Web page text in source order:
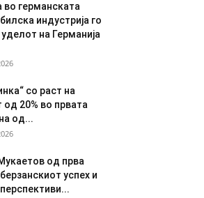
во германската
индустрија го
на Германија
со раст на
од 20% во првата
од...
од прва
успех и